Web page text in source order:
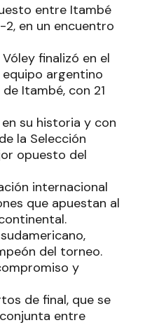
entre Itambé
en un encuentro
finalizó en el
equipo argentino
Itambé, con 21
su historia y con
la Selección
opuesto del
internacional
que apuestan al
del torneo.
y
de final, que se
entre